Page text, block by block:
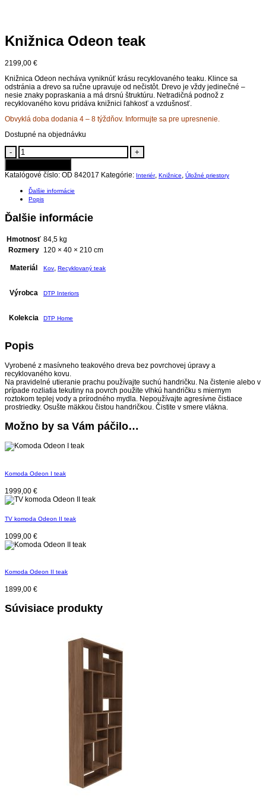
Knižnica Odeon teak
2199,00 €
Knižnica Odeon necháva vyniknúť krásu recyklovaného teaku. Klince sa
odstránia a drevo sa ručne upravuje od nečistôt. Drevo je vždy jedinečné –
nesie znaky popraskania a má drsnú štruktúru. Netradičná podnož z
recyklovaného kovu pridáva knižnici ľahkosť a vzdušnosť.
Obvyklá doba dodania 4 – 8 týždňov. Informujte sa pre upresnenie.
Dostupné na objednávku
-
+
Katalógové číslo: OD 842017 Kategórie: Interiér, Knižnice, Úložné priestory
Ďalšie informácie
Popis
Ďalšie informácie
Hmotnosť 84,5 kg
Rozmery 120 × 40 × 210 cm
Materiál Kov, Recyklovaný teak
Výrobca DTP Interiors
Kolekcia DTP Home
Popis
Vyrobené z masívneho teakového dreva bez povrchovej úpravy a
recyklovaného kovu.
Na pravidelné utieranie prachu používajte suchú handričku. Na čistenie alebo v
prípade rozliatia tekutiny na povrch použite vlhkú handričku s miernym
roztokom teplej vody a prírodného mydla. Nepoužívajte agresívne čistiace
prostriedky. Osušte mäkkou čistou handričkou. Čistite v smere vlákna.
Možno by sa Vám páčilo…
Komoda Odeon I teak
1999,00 €
TV komoda Odeon II teak
1099,00 €
Komoda Odeon II teak
1899,00 €
Súvisiace produkty